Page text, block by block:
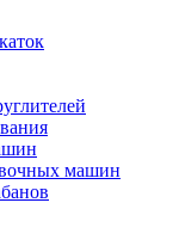
машин